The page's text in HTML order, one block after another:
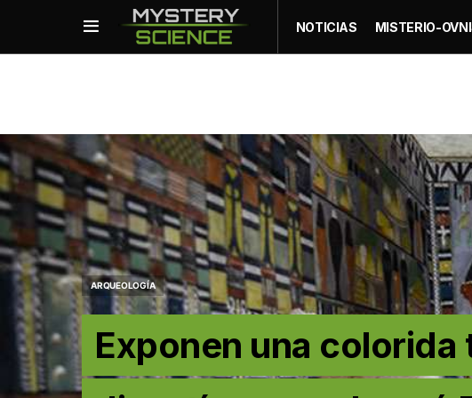
NOTICIAS MISTERIO-
ARQUEOLOGÍA
Exponen una colorida